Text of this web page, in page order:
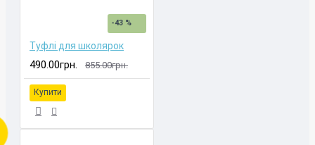
-43 %
Туфлі для школярок
490.00грн. 855.00грн.
Купити